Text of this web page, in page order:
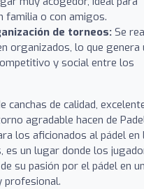
familia o con amigos.
de torneos: Se
organizados, lo que genera
y social entre los
canchas de calidad,
agradable hacen de
los aficionados al pádel en
es un lugar donde los
su pasión por el pádel en un
profesional.